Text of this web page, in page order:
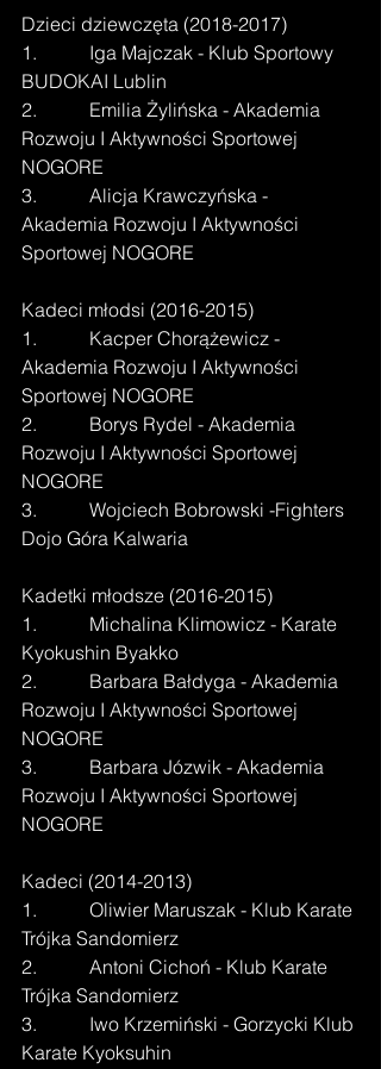
Dzieci dziewczęta (2018-2017)
1.           Iga Majczak - Klub Sportowy
BUDOKAI Lublin
2.           Emilia Żylińska - Akademia
Rozwoju I Aktywności Sportowej
NOGORE
3.           Alicja Krawczyńska -
Akademia Rozwoju I Aktywności
Sportowej NOGORE
Kadeci młodsi (2016-2015)
1.           Kacper Chorążewicz -
Akademia Rozwoju I Aktywności
Sportowej NOGORE
2.           Borys Rydel - Akademia
Rozwoju I Aktywności Sportowej
NOGORE
3.           Wojciech Bobrowski -Fighters
Dojo Góra Kalwaria
Kadetki młodsze (2016-2015)
1.           Michalina Klimowicz - Karate
Kyokushin Byakko
2.           Barbara Bałdyga - Akademia
Rozwoju I Aktywności Sportowej
NOGORE
3.           Barbara Józwik - Akademia
Rozwoju I Aktywności Sportowej
NOGORE
Kadeci (2014-2013)
1.           Oliwier Maruszak - Klub Karate
Trójka Sandomierz
2.           Antoni Cichoń - Klub Karate
Trójka Sandomierz
3.           Iwo Krzemiński - Gorzycki Klub
Karate Kyoksuhin